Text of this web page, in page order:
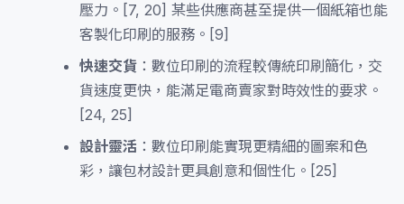
壓力。[7, 20] 某些供應商甚至提供一個紙箱也能
客製化印刷的服務。[9]
快速交貨 ：數位印刷的流程較傳統印刷簡化，交
貨速度更快，能滿足電商賣家對時效性的要求。
[24, 25]
設計靈活 ：數位印刷能實現更精細的圖案和色
彩，讓包材設計更具創意和個性化。[25]